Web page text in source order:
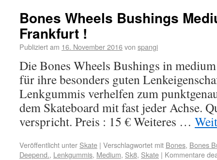
Bones Wheels Bushings
Frankfurt !
Publiziert am 16. November 2016von spangi
Die Bones Wheels Bushings in
für ihre besonders guten
Lenkgummis verhelfen zum
dem Skateboard mit fast jeder Achse.
verspricht. Preis : 15 € Weiteres …
Veröffentlicht unter Skate | Verschlagwortet mit Bones, Bones
Deepend., Lenkgummis, Medium, Sk8, Skate | Kommentare